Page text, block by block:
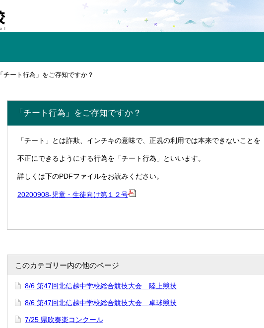
「チート行為」をご存知ですか？
「チート行為」をご存知ですか？
「チート」とは詐欺、インチキの意味で、正規の利用では本来できないことを
不正にできるようにする行為を「チート行為」といいます。
詳しくは下のPDFファイルをお読みください。
20200908-児童・生徒向け第１２号
このカテゴリー内の他のページ
8/6 第47回北信越中学校総合競技大会 陸上競技
8/6 第47回北信越中学校総合競技大会 卓球競技
7/25 県吹奏楽コンクール